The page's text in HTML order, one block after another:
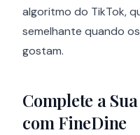
algoritmo do TikTok,
semelhante quando
gostam.
Complete a
com FineDine